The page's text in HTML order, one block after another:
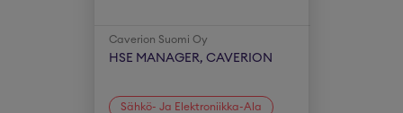
Caverion Suomi Oy
HSE MANAGER, CAVERION
Sähkö- Ja Elektroniikka-Ala